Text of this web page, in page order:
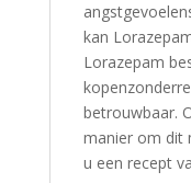
kan
Lorazepam
betrouwbaar.
manier om dit
u een recept